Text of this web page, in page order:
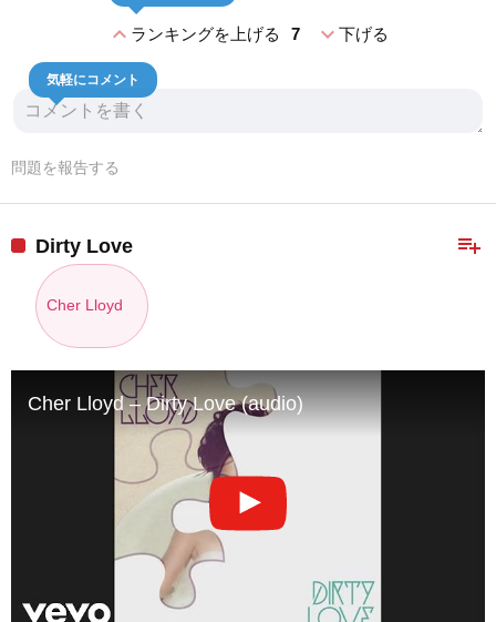
expand_lessランキングを上げる 7 expand_more下げる
気軽にコメント
問題を報告する
playlist_add
Dirty Love
Cher Lloyd
Cher Lloyd – Dirty Love (audio)